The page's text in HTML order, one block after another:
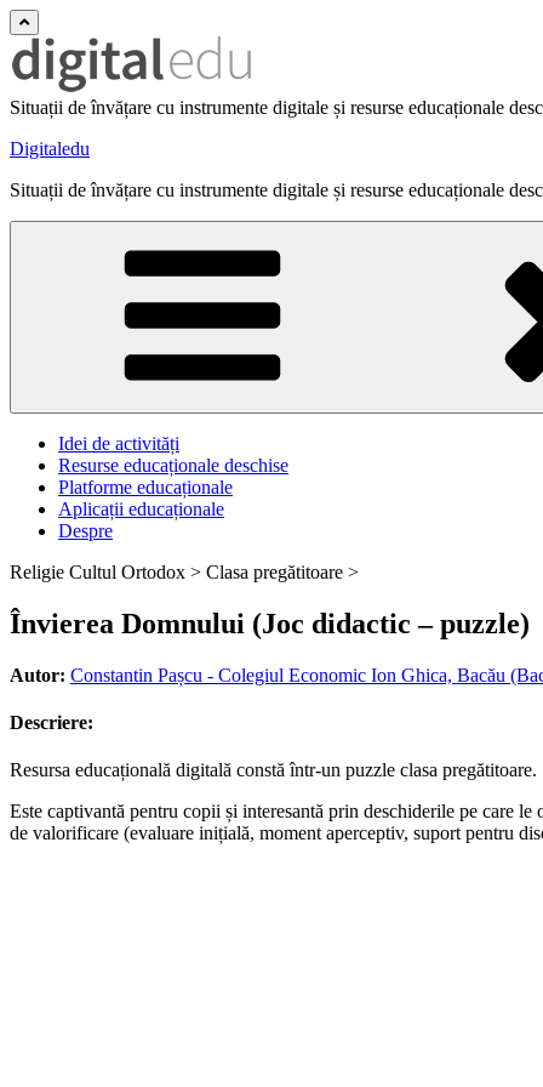
Situații de învățare cu instrumente digitale și resurse educaționale
Digitaledu
Situații de învățare cu instrumente digitale și resurse educaționale
Idei de activități
Resurse educaționale deschise
Platforme educaționale
Aplicații educaționale
Despre
Religie Cultul Ortodox > Clasa pregătitoare >
Învierea Domnului (Joc didactic – puzzle)
Autor: Constantin Pașcu - Colegiul Economic Ion Ghica, Bacău
Descriere:
Resursa educațională digitală constă într-un puzzle clasa pregătitoare.
Este captivantă pentru copii și interesantă prin deschiderile pe care
de valorificare (evaluare inițială, moment aperceptiv, suport pentru